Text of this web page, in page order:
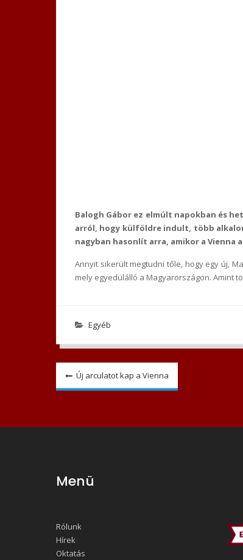
Balogh Gábor ez elmúlt napokban és
arról, hogy külföldre indult, több
nagyban hasonlít arra, amikor a
Annyit sikerült megtudni tőle, hogy egy új,
mely egyedülálló a Magyarországon. Amint
Egyéb
Bejegyzés
navigáció
Új arculatot kap a Vienna
Menü
Rólunk
Hírek
Oktatás